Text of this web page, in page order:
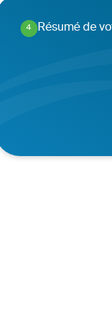
4
. Résumé de